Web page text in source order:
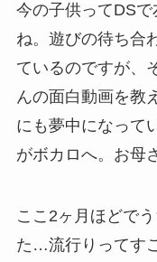
今の子供ってDS
ね。遊びの待ち合
ているのですが、
んの面白動画を教
にも夢中になって
がボカロへ。お母
ここ2ヶ月ほどで
た…流行りってす